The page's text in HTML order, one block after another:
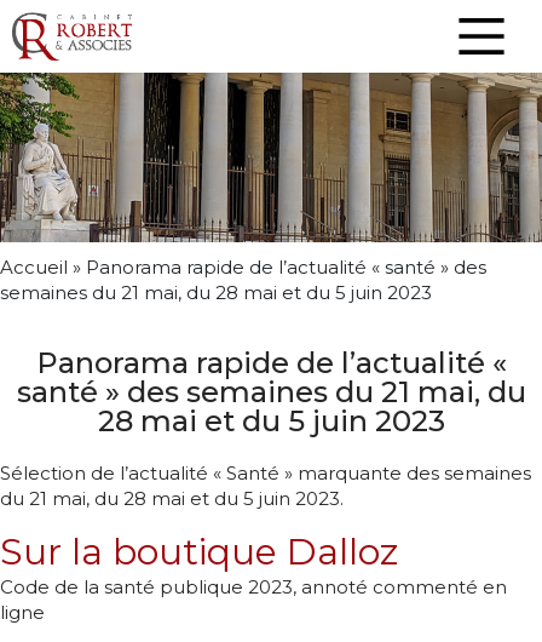
Accueil » Panorama rapide de l’actualité « santé » des
semaines du 21 mai, du 28 mai et du 5 juin 2023
Panorama rapide de l’actualité «
santé » des semaines du 21 mai, du
28 mai et du 5 juin 2023
Sélection de l’actualité « Santé » marquante des semaines
du 21 mai, du 28 mai et du 5 juin 2023.
Sur la boutique Dalloz
Code de la santé publique 2023, annoté commenté en
ligne